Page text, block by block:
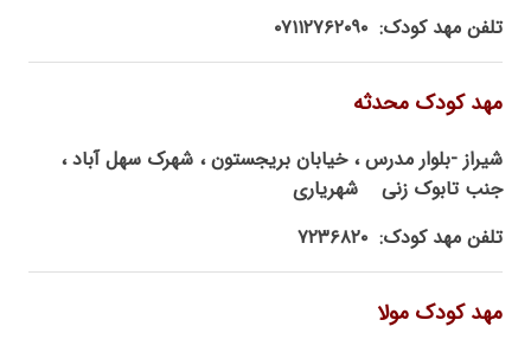
تلفن مهد کودک: ۰۷۱۱۲۷۶۲۰۹۰
مهد کودک محدثه
شیراز -بلوار مدرس ، خیابان بریجستون ، شهرک سهل آباد ،
جنب تابوک زنی شهریاری
تلفن مهد کودک: ۷۲۳۶۸۲۰
مهد کودک مولا